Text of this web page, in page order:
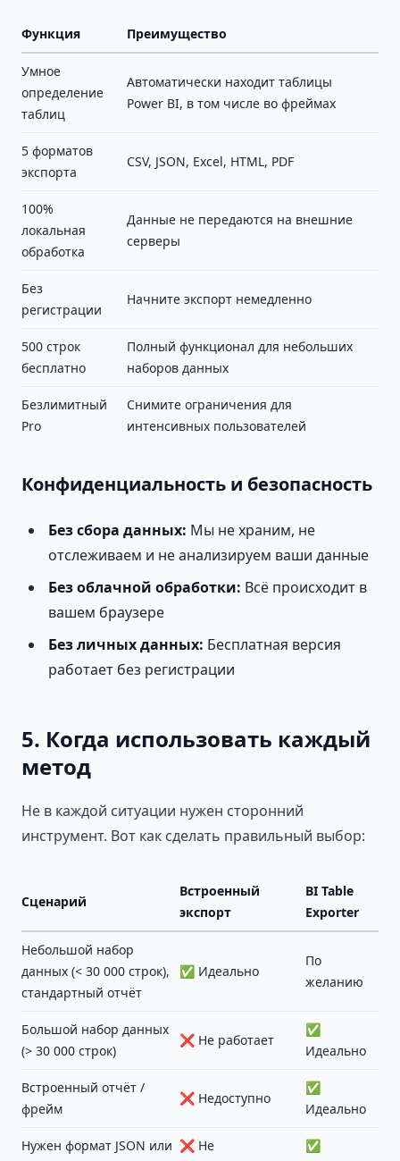
Функция Преимущество
Умное
определение
таблиц
Автоматически находит таблицы
Power BI, в том числе во фреймах
5 форматов
экспорта
CSV, JSON, Excel, HTML, PDF
100%
локальная
обработка
Данные не передаются на внешние
серверы
Без
регистрации
Начните экспорт немедленно
500 строк
бесплатно
Полный функционал для небольших
наборов данных
Безлимитный
Pro
Снимите ограничения для
интенсивных пользователей
Конфиденциальность и безопасность
Без сбора данных: Мы не храним, не
отслеживаем и не анализируем ваши данные
Без облачной обработки: Всё происходит в
вашем браузере
Без личных данных: Бесплатная версия
работает без регистрации
5. Когда использовать каждый
метод
Не в каждой ситуации нужен сторонний
инструмент. Вот как сделать правильный выбор:
Сценарий
Встроенный
экспорт
BI Table
Exporter
Небольшой набор
данных (< 30 000 строк),
стандартный отчёт
✅ Идеально
По
желанию
Большой набор данных
(> 30 000 строк)
❌ Не работает
✅
Идеально
Встроенный отчёт /
фрейм
❌ Недоступно
✅
Идеально
Нужен формат JSON или ❌ Не
✅